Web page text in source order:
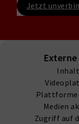
Jetzt
Medien
Zugriff auf